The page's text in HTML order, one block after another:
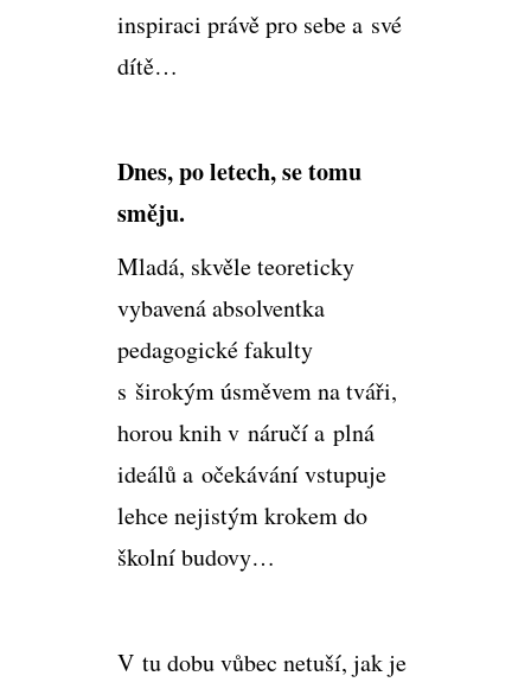
inspiraci právě pro sebe a své
dítě…
Dnes, po letech, se tomu
směju.
Mladá, skvěle teoreticky
vybavená absolventka
pedagogické fakulty
s širokým úsměvem na tváři,
horou knih v náručí a plná
ideálů a očekávání vstupuje
lehce nejistým krokem do
školní budovy…
V tu dobu vůbec netuší, jak je